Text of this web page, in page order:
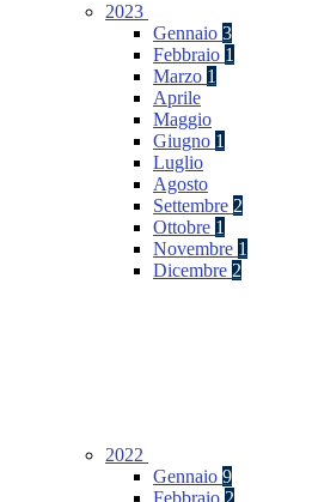
2023
Gennaio 3
Febbraio 1
Marzo 1
Aprile
Maggio
Giugno 1
Luglio
Agosto
Settembre 2
Ottobre 1
Novembre 1
Dicembre 2
2022
Gennaio 9